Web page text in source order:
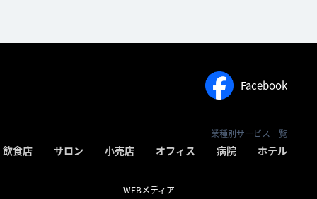
Facebook
業種別サービス一覧
飲食店 サロン 小売店 オフィス 病院 ホテル
WEBメディア